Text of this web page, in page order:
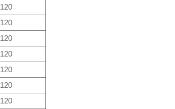
120
120
120
120
120
120
120